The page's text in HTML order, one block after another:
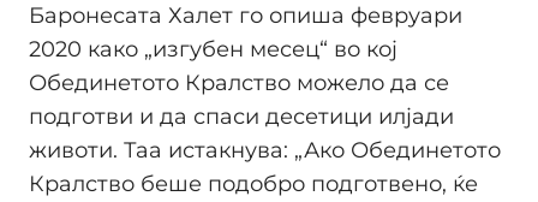
Баронесата Халет го опиша февруари
2020 како „изгубен месец“ во кој
Обединетото Кралство можело да се
подготви и да спаси десетици илјади
животи. Таа истакнува: „Ако Обединетото
Кралство беше подобро подготвено, ќе